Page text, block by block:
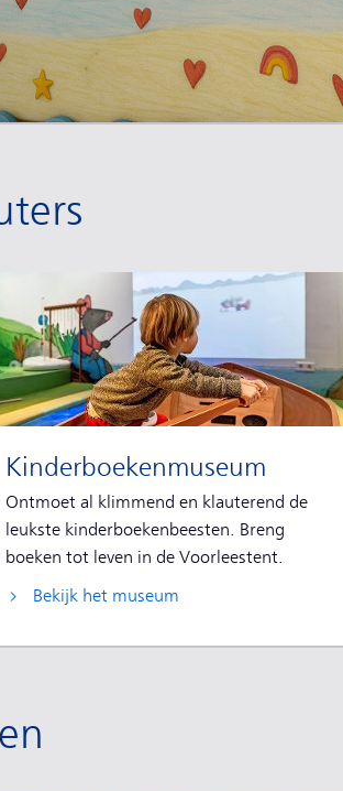
Kinderboekenmuseum
Ontmoet al klimmend en klauterend de
leukste kinderboekenbeesten. Breng
boeken tot leven in de Voorleestent.
Bekijk het museum